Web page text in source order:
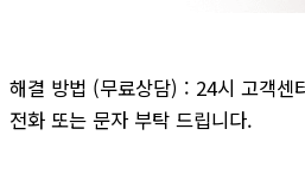
해결 방법 (무료상담) : 24시 고객
전화 또는 문자 부탁 드립니다.